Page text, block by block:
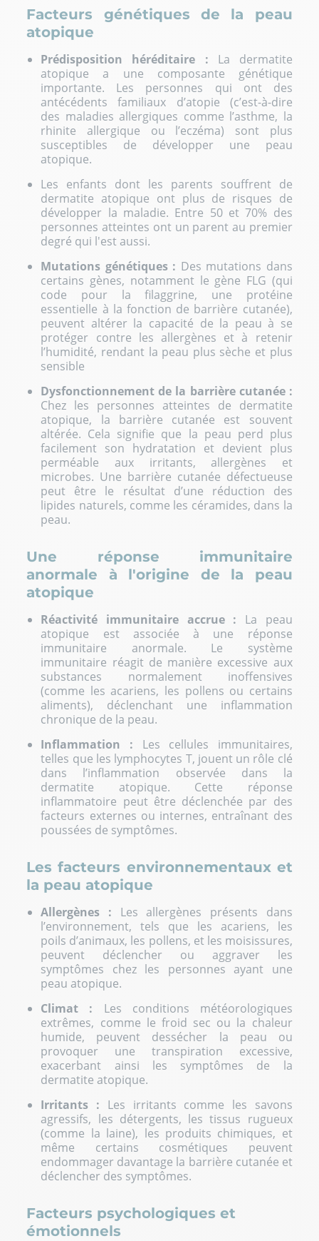
Facteurs génétiques de la peau
atopique
Prédisposition héréditaire : La dermatite
atopique a une composante génétique
importante. Les personnes qui ont des
antécédents familiaux d’atopie (c’est-à-dire
des maladies allergiques comme l’asthme, la
rhinite allergique ou l’eczéma) sont plus
susceptibles de développer une peau
atopique.
Les enfants dont les parents souffrent de
dermatite atopique ont plus de risques de
développer la maladie. Entre 50 et 70% des
personnes atteintes ont un parent au premier
degré qui l'est aussi.
Mutations génétiques : Des mutations dans
certains gènes, notamment le gène FLG (qui
code pour la filaggrine, une protéine
essentielle à la fonction de barrière cutanée),
peuvent altérer la capacité de la peau à se
protéger contre les allergènes et à retenir
l’humidité, rendant la peau plus sèche et plus
sensible
Dysfonctionnement de la barrière cutanée :
Chez les personnes atteintes de dermatite
atopique, la barrière cutanée est souvent
altérée. Cela signifie que la peau perd plus
facilement son hydratation et devient plus
perméable aux irritants, allergènes et
microbes. Une barrière cutanée défectueuse
peut être le résultat d’une réduction des
lipides naturels, comme les céramides, dans la
peau.
Une réponse immunitaire
anormale à l'origine de la peau
atopique
Réactivité immunitaire accrue : La peau
atopique est associée à une réponse
immunitaire anormale. Le système
immunitaire réagit de manière excessive aux
substances normalement inoffensives
(comme les acariens, les pollens ou certains
aliments), déclenchant une inflammation
chronique de la peau.
Inflammation : Les cellules immunitaires,
telles que les lymphocytes T, jouent un rôle clé
dans l’inflammation observée dans la
dermatite atopique. Cette réponse
inflammatoire peut être déclenchée par des
facteurs externes ou internes, entraînant des
poussées de symptômes.
Les facteurs environnementaux et
la peau atopique
Allergènes : Les allergènes présents dans
l’environnement, tels que les acariens, les
poils d’animaux, les pollens, et les moisissures,
peuvent déclencher ou aggraver les
symptômes chez les personnes ayant une
peau atopique.
Climat : Les conditions météorologiques
extrêmes, comme le froid sec ou la chaleur
humide, peuvent dessécher la peau ou
provoquer une transpiration excessive,
exacerbant ainsi les symptômes de la
dermatite atopique.
Irritants : Les irritants comme les savons
agressifs, les détergents, les tissus rugueux
(comme la laine), les produits chimiques, et
même certains cosmétiques peuvent
endommager davantage la barrière cutanée et
déclencher des symptômes.
Facteurs psychologiques et
émotionnels